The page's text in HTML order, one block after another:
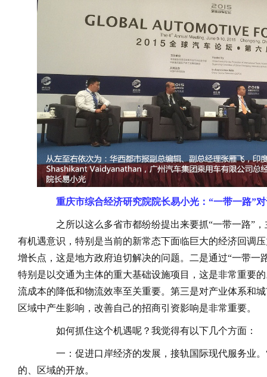
重庆市综合经济研究院院长易小光：“一带一路”
之所以这么多省市都纷纷提出来要抓“一带一路”，
有机遇意识，特别是当前的新常态下面临巨大的经济回调
增长点，这是地方政府迫切解决的问题。二是通过“一带一
特别是以交通为主体的重大基础设施项目，这是非常重要
流成本的降低和物流效率至关重要。第三是对产业体系和
区域中产生影响，改善自己的招商引资影响是非常重要。
如何抓住这个机遇呢？我觉得有以下几个方面：
一：促进口岸经济的发展，接轨国际现代服务业。
的、区域的开放。